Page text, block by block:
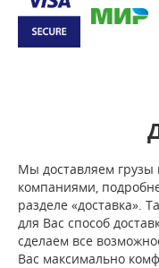
Мы доставляем
компаниями,
разделе «доставка».
для Вас способ
сделаем все
Вас максимально